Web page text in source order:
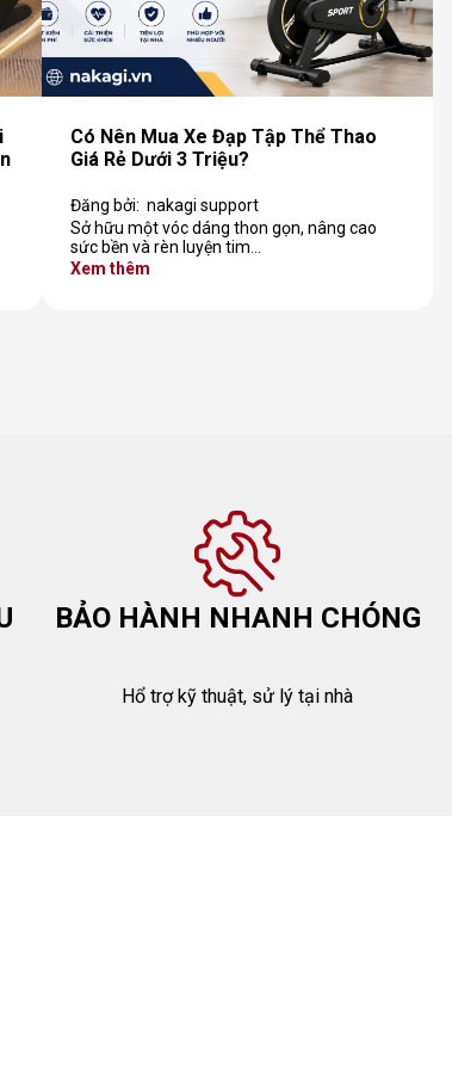
Có Nên Mua Xe Đạp Tập Thể Thao
Giá Rẻ Dưới 3 Triệu?
Đăng bởi: nakagi support
Sở hữu một vóc dáng thon gọn, nâng cao
sức bền và rèn luyện tim…
Xem thêm
BẢO HÀNH NHANH CHÓNG
Hổ trợ kỹ thuật, sử lý tại nhà